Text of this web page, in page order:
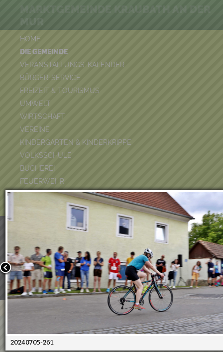
HOME
DIE GEMEINDE
VERANSTALTUNGS-KALENDER
BÜRGER-SERVICE
FREIZEIT & TOURISMUS
UMWELT
WIRTSCHAFT
VEREINE
KINDERGARTEN & KINDERKRIPPE
VOLKSSCHULE
BÜCHEREI
FEUERWEHR
DUATHLON 2026
POOLKALENDER
MUR
Wir verwenden Cookies, um unsere Webseite für Sie
benutzerfreundlich zu gestalten. Wenn Sie fortfahren,
an, dass Sie mit der Verwendung von Cookies auf
einverstanden sind.
Weitere Informationen:Datenschutzerklärung/Cookie-
Bestätigen
05.07.2024 - 10. Duathlon
20240705-261